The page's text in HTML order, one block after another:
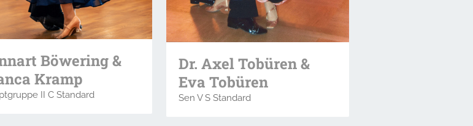
Böwering &
Kramp
II C Standard
Dr. Axel Tobüren &
Eva Tobüren
Sen V S Standard